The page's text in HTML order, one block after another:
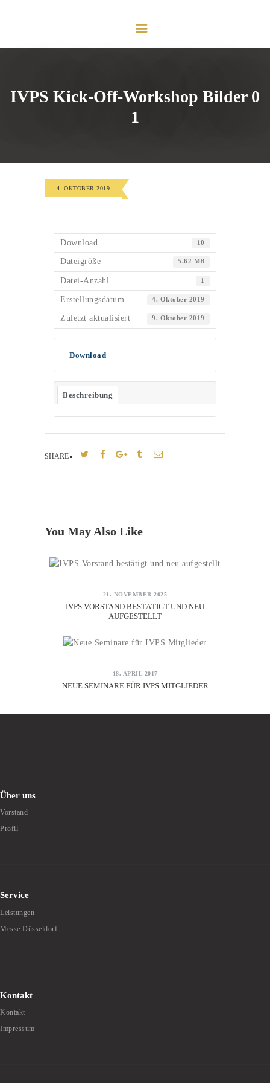
IVPS Kick-Off-Workshop Bilder 0
1
PROFIL
LEISTUNGEN
4. OKTOBER 2019
Download 10
Dateigröße 5.62 MB
Datei-Anzahl 1
Erstellungsdatum 4. Oktober 2019
Zuletzt aktualisiert 9. Oktober 2019
Download
Beschreibung
SHARE
You May Also Like
21. NOVEMBER 2025
IVPS VORSTAND BESTÄTIGT UND NEU
AUFGESTELLT
18. APRIL 2017
NEUE SEMINARE FÜR IVPS MITGLIEDER
Über uns
Vorstand
Profil
Service
Leistungen
Messe Düsseldorf
Kontakt
Kontakt
Impressum